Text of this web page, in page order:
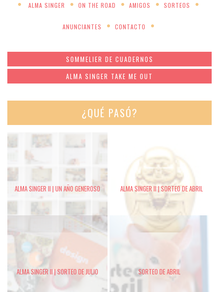
ALMA SINGER ON THE ROAD AMIGOS SORTEOS
ANUNCIANTES CONTACTO
SOMMELIER DE CUADERNOS
ALMA SINGER TAKE ME OUT
¿QUÉ PASÓ?
ALMA SINGER II | UN AÑO GENEROSO ALMA SINGER II | SORTEO DE ABRIL
ALMA SINGER II | SORTEO DE JULIO SORTEO DE ABRIL